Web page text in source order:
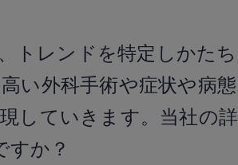
トレンドを特定しかたち
い外科手術や症状や病態
していきます。当社の詳
すか？